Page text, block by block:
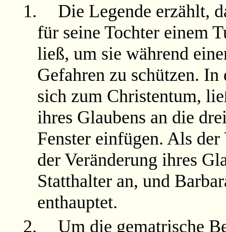
1.
Die Legende erzählt,
für seine Tochter einem
ließ, um sie während
Gefahren zu schützen.
sich zum Christentum,
ihres Glaubens an die
Fenster einfügen. Als
der Veränderung ihres
Statthalter an, und
enthauptet.
2.
Um die gematrische